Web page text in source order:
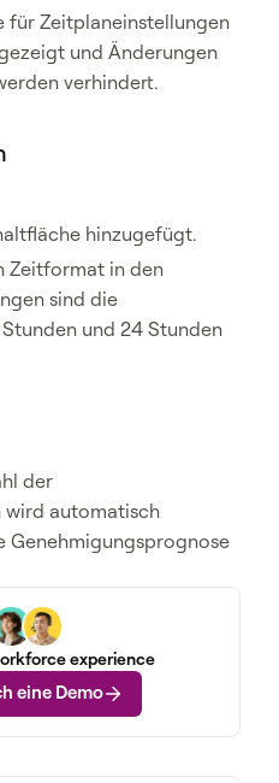
für Zeitplaneinstellungen
und Änderungen
verhindert.
hinzugefügt.
Zeitformat in den
sind die
und 24 Stunden
der
wird automatisch
Genehmigungsprognose
experience
eine Demo